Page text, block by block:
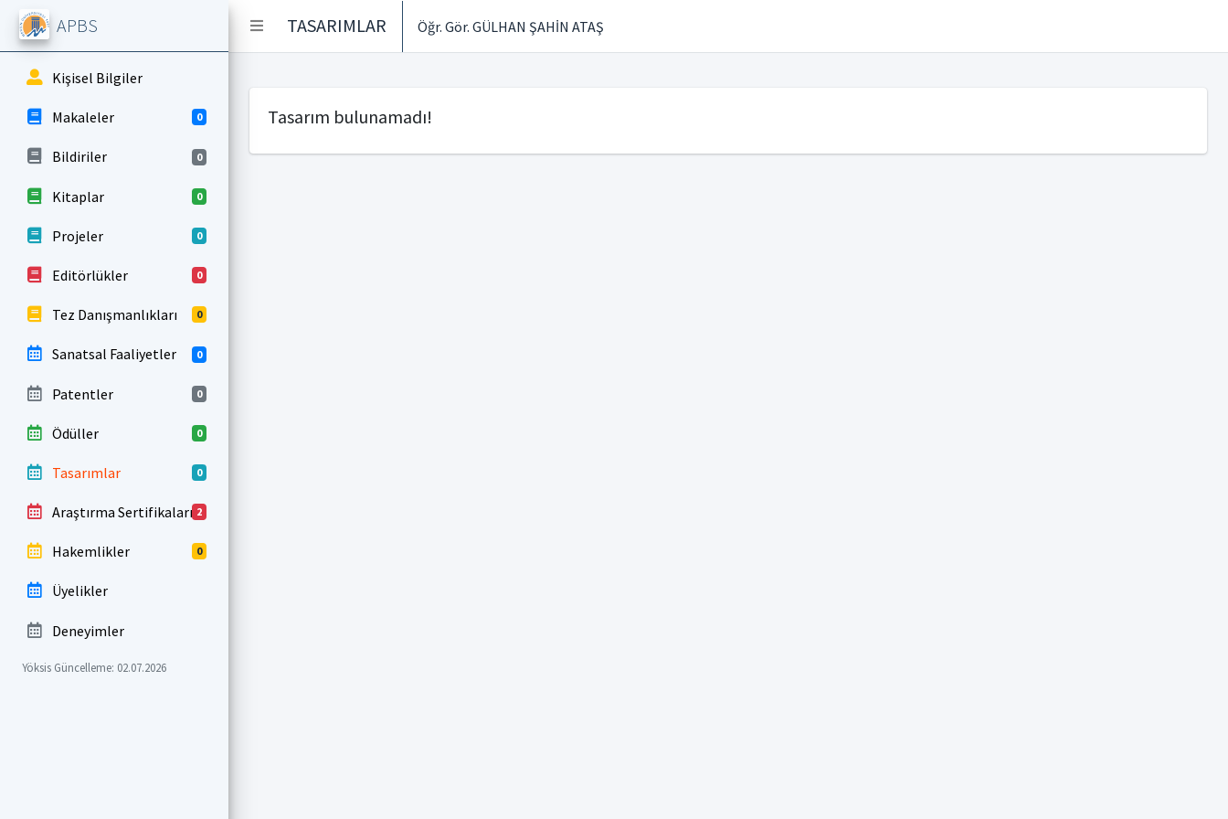
TASARIMLAR Öğr. Gör. GÜLHAN ŞAHİN ATAŞ
APBS
Kişisel Bilgiler
Makaleler 0
Bildiriler 0
Kitaplar 0
Projeler 0
Editörlükler 0
Tez Danışmanlıkları 0
Sanatsal Faaliyetler 0
Patentler 0
Ödüller 0
Tasarımlar 0
Araştırma Sertifikaları 2
Hakemlikler 0
Üyelikler
Deneyimler
Yöksis Güncelleme: 02.07.2026
Tasarım bulunamadı!